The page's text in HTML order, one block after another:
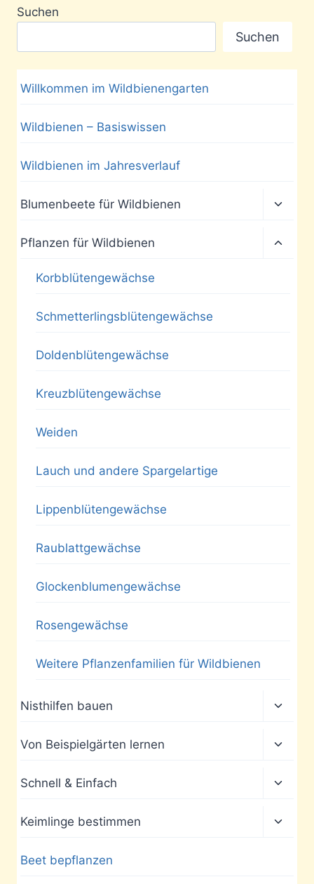
Suchen
Suchen
Willkommen im Wildbienengarten
Wildbienen – Basiswissen
Wildbienen im Jahresverlauf
Blumenbeete für Wildbienen
Pflanzen für Wildbienen
Korbblütengewächse
Schmetterlingsblütengewächse
Doldenblütengewächse
Kreuzblütengewächse
Weiden
Lauch und andere Spargelartige
Lippenblütengewächse
Raublattgewächse
Glockenblumengewächse
Rosengewächse
Weitere Pflanzenfamilien für Wildbienen
Nisthilfen bauen
Von Beispielgärten lernen
Schnell & Einfach
Keimlinge bestimmen
Beet bepflanzen